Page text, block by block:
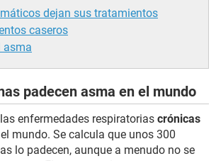
dejan sus tratamientos
caseros
asma
padecen asma en el mundo
enfermedades respiratorias crónicas
mundo. Se calcula que unos 300
lo padecen, aunque a menudo no se